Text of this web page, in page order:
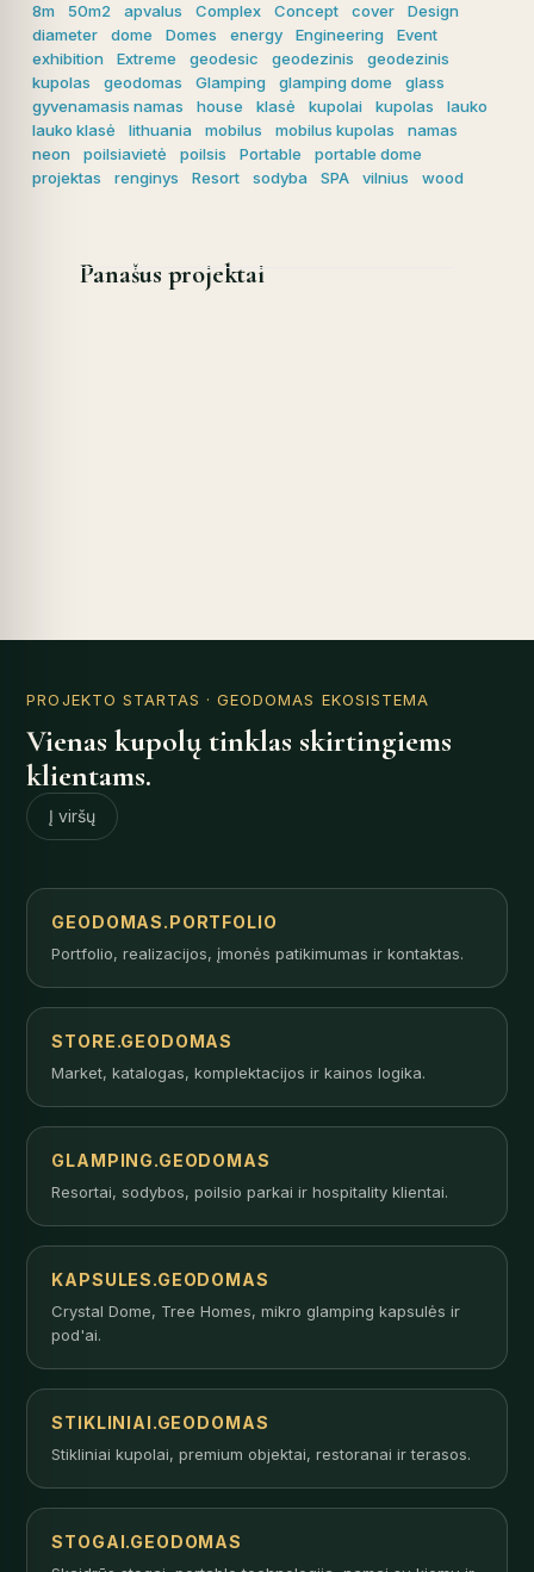
8m 50m2 apvalus Complex Concept cover
Design
diameter
dome Domes energy Engineering
Event
exhibition
Extreme geodesic geodezinis
geodezinis
kupolas
geodomas Glamping glamping dome
glass
gyvenamasis namas
house klasė kupolai kupolas
lauko
lauko klasė
lithuania mobilus mobilus kupolas
namas
neon
poilsiavietė poilsis Portable
portable dome
projektas
renginys Resort sodyba SPA vilnius wood
Panašus projektai
PROJEKTO STARTAS · GEODOMAS EKOSISTEMA
Vienas kupolų tinklas skirtingiems
klientams.
Į viršų
GEODOMAS.PORTFOLIO
Portfolio, realizacijos, įmonės patikimumas ir kontaktas.
STORE.GEODOMAS
Market, katalogas, komplektacijos ir kainos logika.
GLAMPING.GEODOMAS
Resortai, sodybos, poilsio parkai ir hospitality klientai.
KAPSULES.GEODOMAS
Crystal Dome, Tree Homes, mikro glamping kapsulės ir
pod'ai.
STIKLINIAI.GEODOMAS
Stikliniai kupolai, premium objektai, restoranai ir terasos.
STOGAI.GEODOMAS